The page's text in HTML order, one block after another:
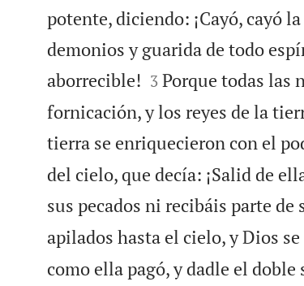
potente, diciendo: ¡Cayó, cayó
demonios y guarida de todo
aborrecible!
3 Porque todas las
fornicación, y los reyes de la
tierra se enriquecieron con el
del cielo, que decía: ¡Salid de
sus pecados ni recibáis parte de
apilados hasta el cielo, y Dios
como ella pagó, y dadle el doble